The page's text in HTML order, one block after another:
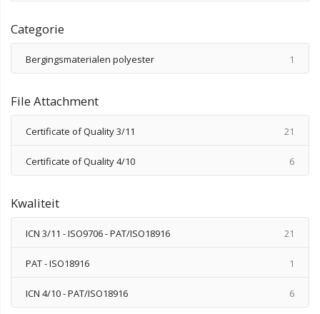
Categorie
Bergingsmaterialen polyester 1
File Attachment
Certificate of Quality 3/11 21
Certificate of Quality 4/10 6
Kwaliteit
ICN 3/11 - ISO9706 - PAT/ISO18916 21
PAT - ISO18916 1
ICN 4/10 - PAT/ISO18916 6